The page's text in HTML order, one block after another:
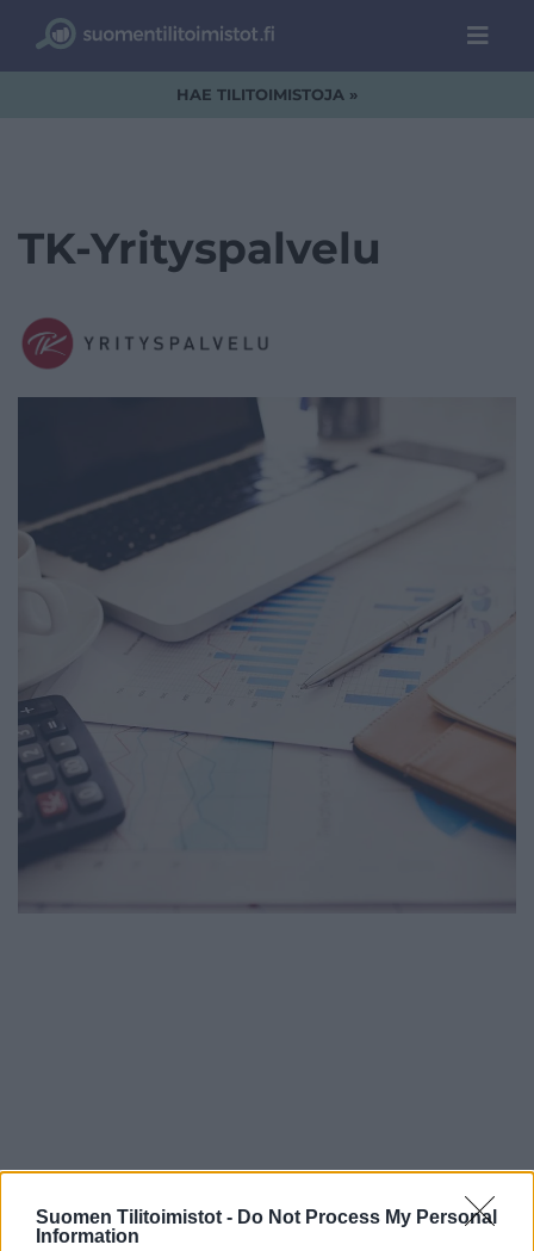
Suomen Tilitoimistot - Do Not Process My Personal
Information
HAE TILITOIMISTOJA »
TK-Yrityspalvelu
TK-Yrityspalvelvelu on Turun keskustassa sijaiseva
perinteinen tilitoimisto, joka tarjoaa monipuoliset
tilitoimistopalvelut luotettavasti. Hoidamme kirjanpidon,